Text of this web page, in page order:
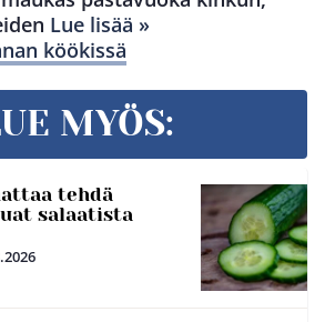
Lue lisää »
köökissä
MYÖS:
tehdä
salaatista